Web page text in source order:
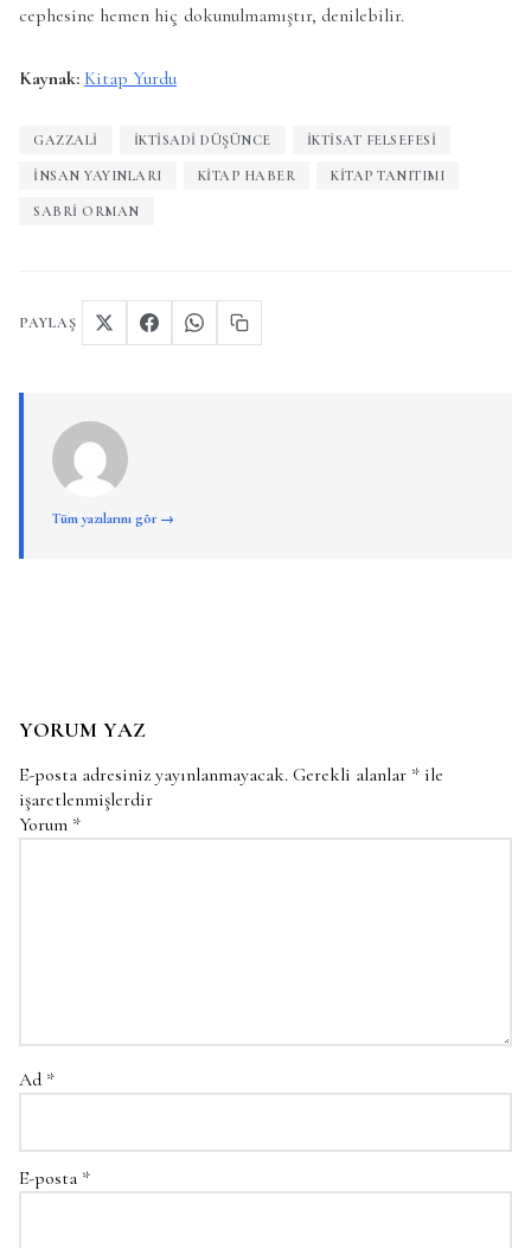
cephesine hemen hiç dokunulmamıştır, denilebilir.
Kaynak: Kitap Yurdu
GAZZALI IKTISADI DÜŞÜNCE İKTISAT FELSEFESI
İNSAN YAYINLARI KITAP HABER KITAP TANITIMI
SABRI ORMAN
PAYLAŞ
Tüm yazılarını gör →
YORUM YAZ
E-posta adresiniz yayınlanmayacak. Gerekli alanlar * ile
işaretlenmişlerdir
Yorum *
Ad *
E-posta *